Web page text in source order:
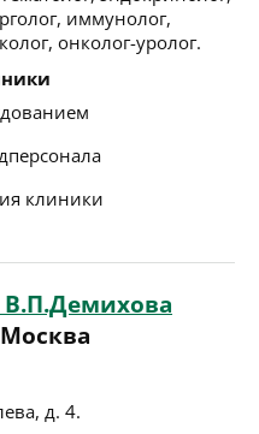
иммунолог,
онколог-уролог.
клиники
д. 4.